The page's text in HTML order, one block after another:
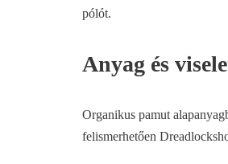
pólót.
Anyag és
Organikus pamut
felismerhetően